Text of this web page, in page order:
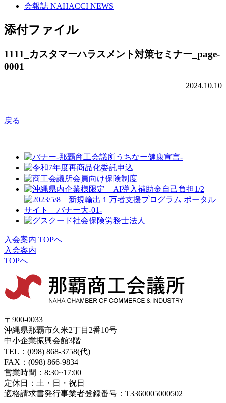
会報誌 NAHACCI NEWS
添付ファイル
1111_カスタマーハラスメント対策セミナー_page-
0001
2024.10.10
戻る
入会案内 TOPへ
入会案内
TOPへ
〒900-0033
沖縄県那覇市久米2丁目2番10号
中小企業振興会館3階
TEL：(098) 868-3758(代)
FAX：(098) 866-9834
営業時間：8:30~17:00
定休日：土・日・祝日
適格請求書発行事業者登録番号：T3360005000502